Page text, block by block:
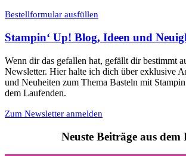
Bestellformular ausfüllen
Stampin‘ Up! Blog, Ideen und
Wenn dir das gefallen hat, gefällt dir bestimmt
Newsletter. Hier halte ich dich über exklusive
und Neuheiten zum Thema Basteln mit
dem Laufenden.
Zum Newsletter anmelden
Neuste Beiträge aus dem